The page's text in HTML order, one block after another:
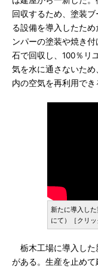
回収するため、塗装
る設備を導入したた
ンパーの塗装や焼き
石で回収し、100％リ
気を水に通さないた
内の空気を再利用でき
新たに導入し
にて）［クリッ
栃木工場に導入した
がある。生産を止め